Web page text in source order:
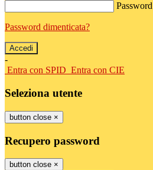
Password
Password dimenticata?
-
Entra con SPID Entra con CIE
Seleziona utente
button close ×
Recupero password
button close ×